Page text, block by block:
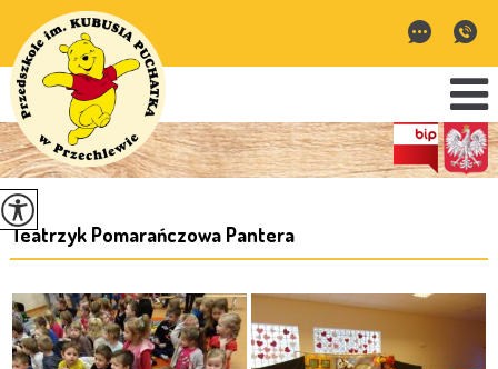
Teatrzyk Pomarańczowa Pantera